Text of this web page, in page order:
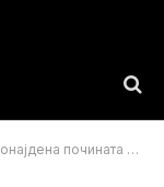
во својата канцеларија